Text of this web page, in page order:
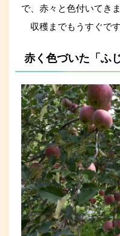
で、赤々と色付いてき
収穫までもうすぐで
赤く色づいた「ふ